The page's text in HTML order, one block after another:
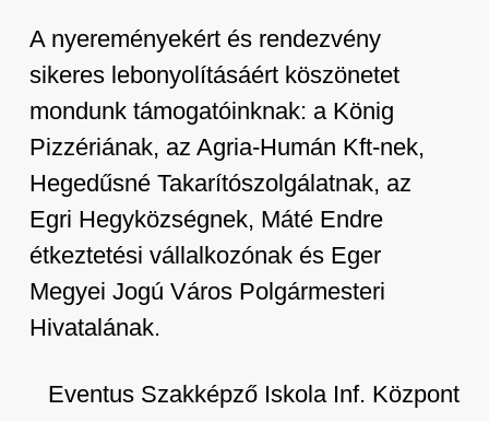
A nyereményekért és rendezvény
sikeres lebonyolításáért köszönetet
mondunk támogatóinknak: a König
Pizzériának, az Agria-Humán Kft-nek,
Hegedűsné Takarítószolgálatnak, az
Egri Hegyközségnek, Máté Endre
étkeztetési vállalkozónak és Eger
Megyei Jogú Város Polgármesteri
Hivatalának.
Eventus Szakképző Iskola Inf. Központ